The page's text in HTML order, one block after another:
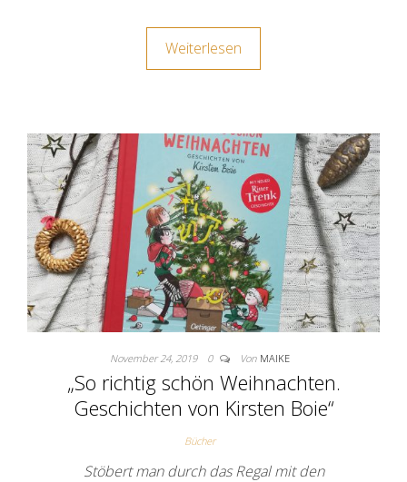
Weiterlesen
November 24, 2019 0 Von MAIKE
„So richtig schön Weihnachten.
Geschichten von Kirsten Boie“
Bücher
Stöbert man durch das Regal mit den